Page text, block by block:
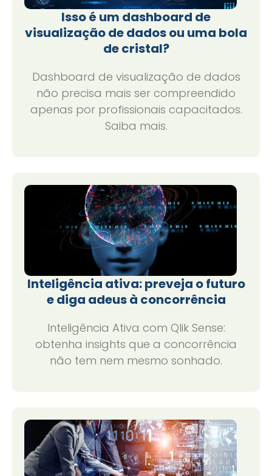
Isso é um dashboard de
visualização de dados ou uma bola
de cristal?
Dashboard de visualização de dados
não precisa mais ser compreendido
apenas por profissionais capacitados.
Saiba mais.
Inteligência ativa: preveja o futuro
e diga adeus à concorrência
Inteligência Ativa com Qlik Sense:
obtenha insights que a concorrência
não tem nem mesmo sonhado.